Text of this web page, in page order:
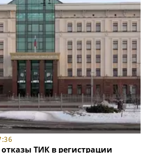
отказы ТИК в регистрации